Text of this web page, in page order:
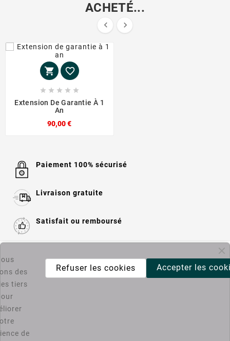
ACHETÉ...
 
 
    
Extension De Garantie À 1
An
90,00 €
Paiement 100% sécurisé
Livraison gratuite
Satisfait ou remboursé
Informations 
Catégories
des
tiers
de
Accepter les
Refuser les cookies